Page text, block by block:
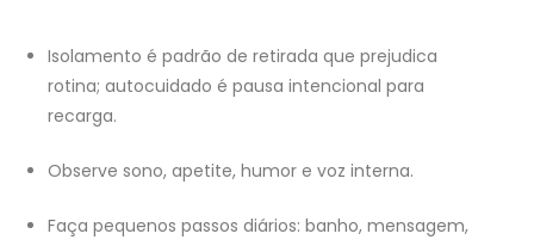
Isolamento é padrão de retirada que prejudica
rotina; autocuidado é pausa intencional para
recarga.
Observe sono, apetite, humor e voz interna.
Faça pequenos passos diários: banho, mensagem,